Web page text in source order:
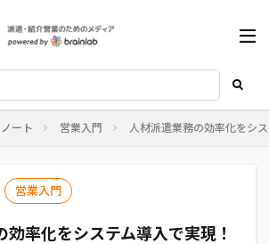
ート 営業入門 人材派遣業務の効率化をシ
営業入門
効率化をシステム導入で実現！